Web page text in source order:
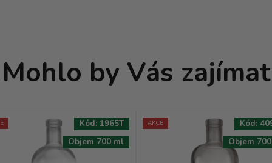
Mohlo by Vás zajímat
Objem 700 ml
Kód: 1965T AKCE
Objem
Kód: